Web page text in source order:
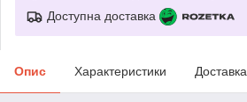
Доступна доставка
Опис Характеристики Доставка